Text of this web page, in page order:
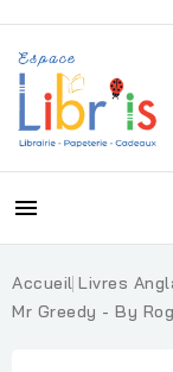

Accueil Livres
Mr Greedy - By